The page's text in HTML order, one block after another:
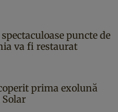
puncte de
va fi restaurat
prima exolună